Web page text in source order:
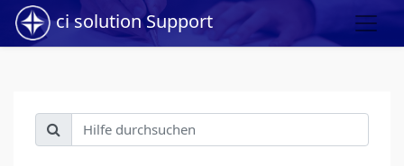
ci solution Support